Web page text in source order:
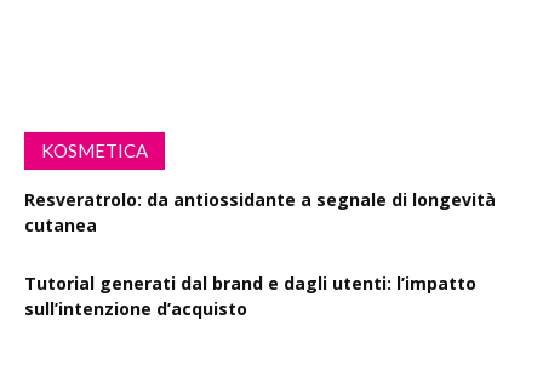
KOSMETICA
Resveratrolo: da antiossidante a segnale di longevità
cutanea
Tutorial generati dal brand e dagli utenti: l’impatto
sull’intenzione d’acquisto